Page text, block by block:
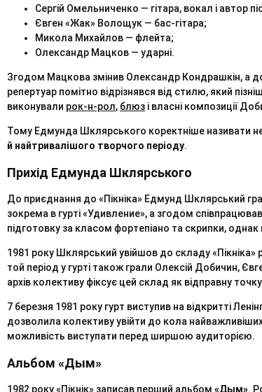
Сергій Омельниченко — гітара, вокал і автор
Євген «Жак» Волощук — бас-гітара;
Микола Михайлов — флейта;
Олександр Мацков — ударні.
Згодом Мацкова змінив Олександр Кондрашкін, а
репертуар помітно відрізнявся від стилю, який
виконували рок-н-рол, блюз і власні композиції
Тому Едмунда Шклярського коректніше називати
й найтривалішого творчого періоду.
Прихід Едмунда Шклярського
До приєднання до «Пікніка» Едмунд Шклярський
зокрема в гурті «Удивление», а згодом
підготовку за класом фортепіано та скрипки,
1981 року Шклярський увійшов до складу
той період у гурті також грали Олексій Добичин,
архів колективу фіксує цей склад як відправну
7 березня 1981 року гурт виступив на відкритті
дозволила колективу увійти до кола
можливість виступати перед ширшою аудиторією.
Альбом «Дым»
1982 року «Пікнік» записав перший альбом «Дым».